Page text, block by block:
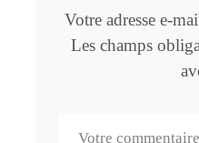
Votre adresse e-
Les champs